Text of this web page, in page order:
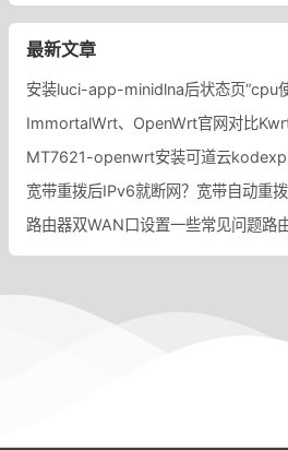
最新文章
ImmortalWrt、OpenWrt官网对比
MT7621-openwrt安装可道云
宽带重拨后IPv6就断网？宽带自动重
路由器双WAN口设置一些常见问题路